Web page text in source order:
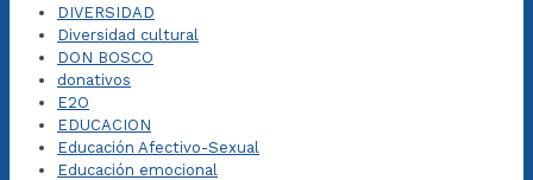
DIVERSIDAD
Diversidad cultural
DON BOSCO
donativos
E2O
EDUCACION
Educación Afectivo-Sexual
Educación emocional